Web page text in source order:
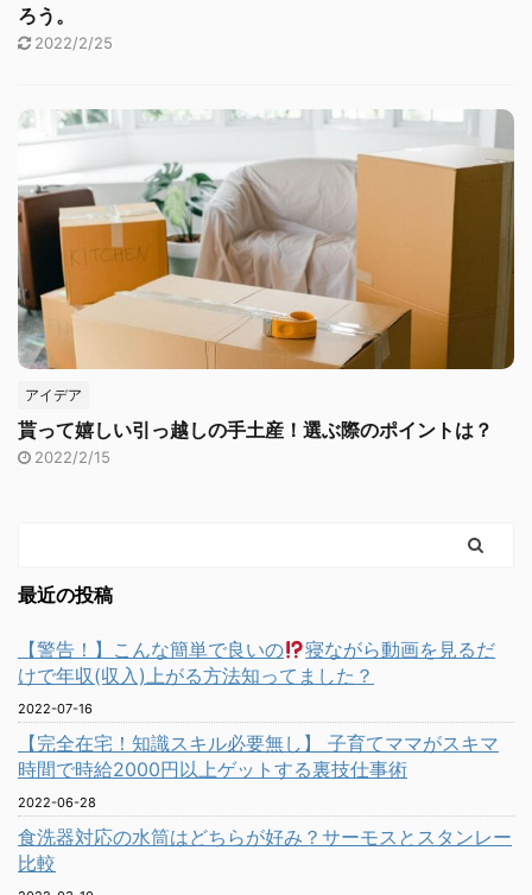
ろう。
2022/2/25
アイデア
貰って嬉しい引っ越しの手土産！選ぶ際のポイントは？
2022/2/15
最近の投稿
【警告！】こんな簡単で良いの
寝ながら動画を見るだ
けで年収(収入)上がる方法知ってました？
2022-07-16
【完全在宅！知識スキル必要無し】 子育てママがスキマ
時間で時給2000円以上ゲットする裏技仕事術
2022-06-28
食洗器対応の水筒はどちらが好み？サーモスとスタンレー
比較